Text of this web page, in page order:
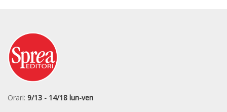
Orari: 9/13 - 14/18 lun-ven